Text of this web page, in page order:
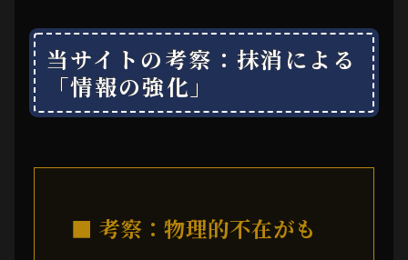
当サイトの考察：抹消による
「情報の強化」
■ 考察：物理的不在がも